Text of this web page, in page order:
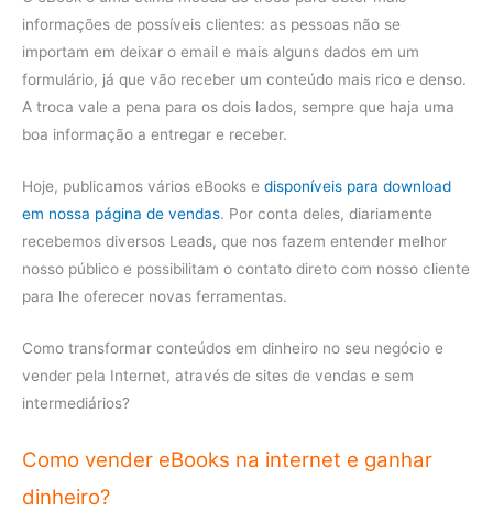
informações de possíveis clientes: as pessoas não se
importam em deixar o email e mais alguns dados em um
formulário, já que vão receber um conteúdo mais rico e denso.
A troca vale a pena para os dois lados, sempre que haja uma
boa informação a entregar e receber.
Hoje, publicamos vários eBooks e disponíveis para download
em nossa página de vendas. Por conta deles, diariamente
recebemos diversos Leads, que nos fazem entender melhor
nosso público e possibilitam o contato direto com nosso cliente
para lhe oferecer novas ferramentas.
Como transformar conteúdos em dinheiro no seu negócio e
vender pela Internet, através de sites de vendas e sem
intermediários?
Como vender eBooks na internet e ganhar
dinheiro?